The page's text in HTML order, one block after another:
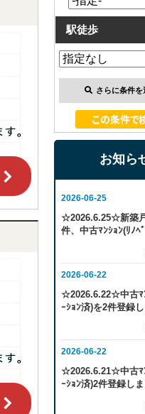
駅徒歩
さらに条件を
お知ら